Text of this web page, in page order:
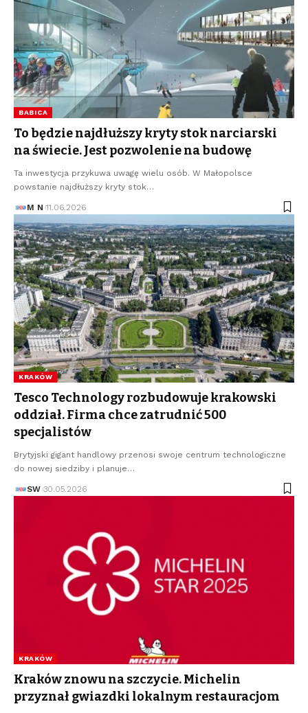
BABICA
To będzie najdłuższy kryty stok narciarski
na świecie. Jest pozwolenie na budowę
Ta inwestycja przykuwa uwagę wielu osób. W Małopolsce
powstanie najdłuższy kryty stok…
M N 11.06.2026
KRAKÓW
Tesco Technology rozbudowuje krakowski
oddział. Firma chce zatrudnić 500
specjalistów
Brytyjski gigant handlowy przenosi swoje centrum technologiczne
do nowej siedziby i planuje…
SW 30.05.2026
KRAKÓW
Kraków znowu na szczycie. Michelin
przyznał gwiazdki lokalnym restauracjom